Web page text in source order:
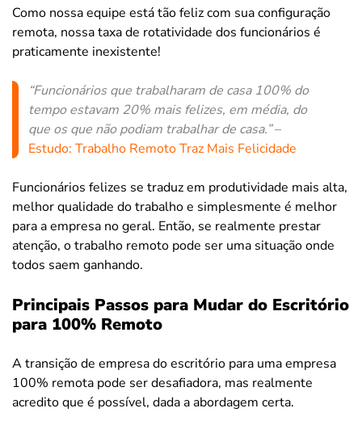
Como nossa equipe está tão feliz com sua configuração
remota, nossa taxa de rotatividade dos funcionários é
praticamente inexistente!
“Funcionários que trabalharam de casa 100% do
tempo estavam 20% mais felizes, em média, do
que os que não podiam trabalhar de casa.”–
Estudo: Trabalho Remoto Traz Mais Felicidade
Funcionários felizes se traduz em produtividade mais alta,
melhor qualidade do trabalho e simplesmente é melhor
para a empresa no geral. Então, se realmente prestar
atenção, o trabalho remoto pode ser uma situação onde
todos saem ganhando.
Principais Passos para Mudar do Escritório
para 100% Remoto
A transição de empresa do escritório para uma empresa
100% remota pode ser desafiadora, mas realmente
acredito que é possível, dada a abordagem certa.